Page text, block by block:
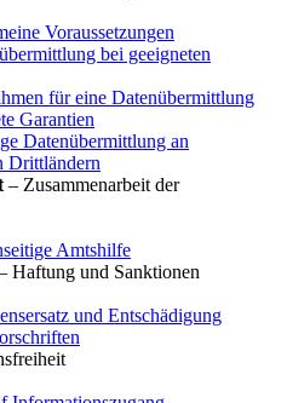
Voraussetzungen
bei geeigneten
für eine Datenübermittlung
Garantien
Datenübermittlung an
Drittländern
– Zusammenarbeit der
Amtshilfe
Haftung und Sanktionen
und Entschädigung